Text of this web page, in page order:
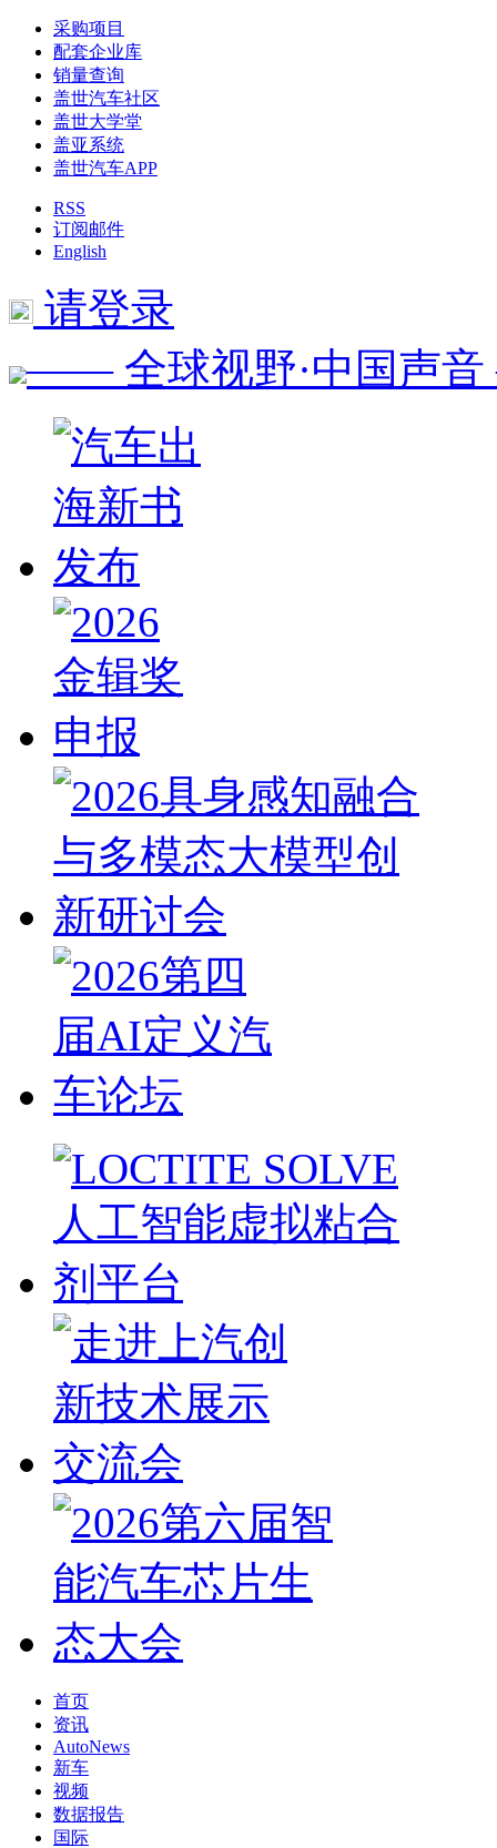
采购项目
配套企业库
销量查询
盖世汽车社区
盖世大学堂
盖亚系统
盖世汽车APP
RSS
订阅邮件
English
请登录
—— 全球视野·中国声
首页
资讯
AutoNews
新车
视频
数据报告
国际